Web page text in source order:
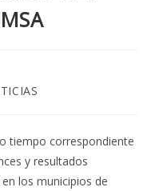
tiempo correspondiente
y resultados
los municipios de